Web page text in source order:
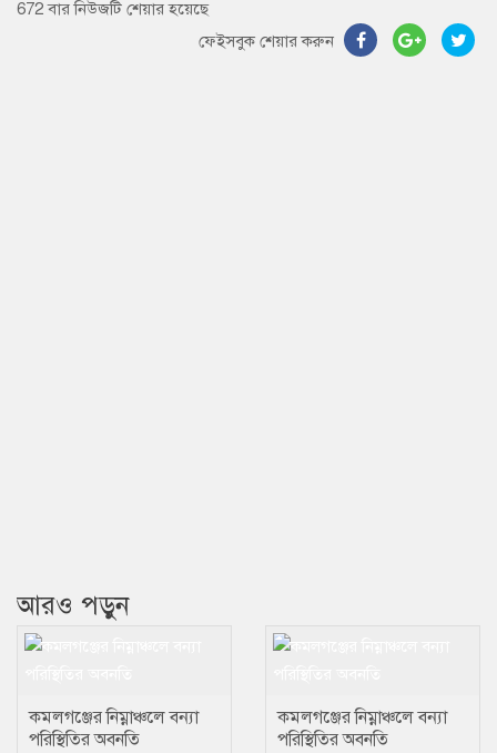
672 বার নিউজটি শেয়ার হয়েছে
ফেইসবুক শেয়ার করুন
আরও পড়ুন
কমলগঞ্জের নিম্নাঞ্চলে বন্যা
পরিস্থিতির অবনতি
কমলগঞ্জের নিম্নাঞ্চলে বন্যা
পরিস্থিতির অবনতি